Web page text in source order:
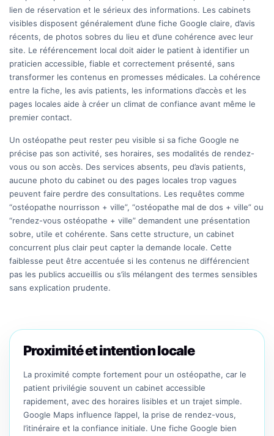
lien de réservation et le sérieux des informations. Les cabinets
visibles disposent généralement d’une fiche Google claire, d’avis
récents, de photos sobres du lieu et d’une cohérence avec leur
site. Le référencement local doit aider le patient à identifier un
praticien accessible, fiable et correctement présenté, sans
transformer les contenus en promesses médicales. La cohérence
entre la fiche, les avis patients, les informations d’accès et les
pages locales aide à créer un climat de confiance avant même le
premier contact.
Un ostéopathe peut rester peu visible si sa fiche Google ne
précise pas son activité, ses horaires, ses modalités de rendez-
vous ou son accès. Des services absents, peu d’avis patients,
aucune photo du cabinet ou des pages locales trop vagues
peuvent faire perdre des consultations. Les requêtes comme
“ostéopathe nourrisson + ville”, “ostéopathe mal de dos + ville” ou
“rendez-vous ostéopathe + ville” demandent une présentation
sobre, utile et cohérente. Sans cette structure, un cabinet
concurrent plus clair peut capter la demande locale. Cette
faiblesse peut être accentuée si les contenus ne différencient
pas les publics accueillis ou s’ils mélangent des termes sensibles
sans explication prudente.
Proximité et intention locale
La proximité compte fortement pour un ostéopathe, car le
patient privilégie souvent un cabinet accessible
rapidement, avec des horaires lisibles et un trajet simple.
Google Maps influence l’appel, la prise de rendez-vous,
l’itinéraire et la confiance initiale. Une fiche Google bien